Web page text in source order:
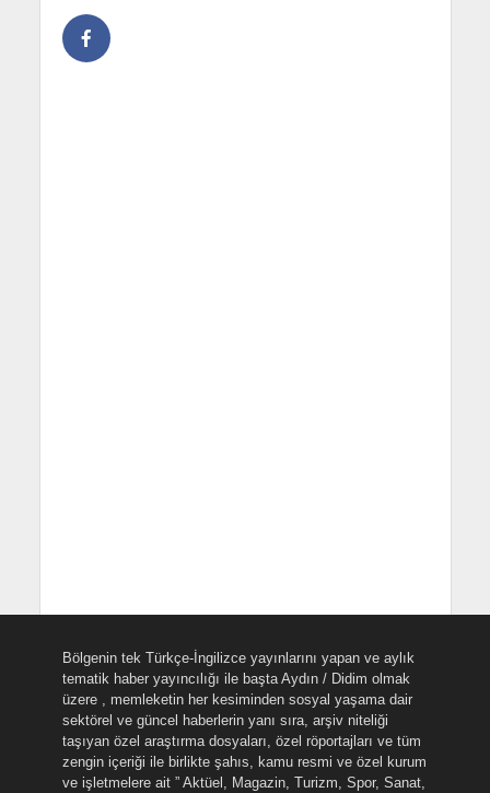
Bölgenin tek Türkçe-İngilizce yayınlarını yapan ve aylık
tematik haber yayıncılığı ile başta Aydın / Didim olmak
üzere , memleketin her kesiminden sosyal yaşama dair
sektörel ve güncel haberlerin yanı sıra, arşiv niteliği
taşıyan özel araştırma dosyaları, özel röportajları ve tüm
zengin içeriği ile birlikte şahıs, kamu resmi ve özel kurum
ve işletmelere ait ” Aktüel, Magazin, Turizm, Spor, Sanat,